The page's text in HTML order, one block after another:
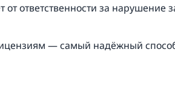
ответственности за нарушение
— самый надёжный